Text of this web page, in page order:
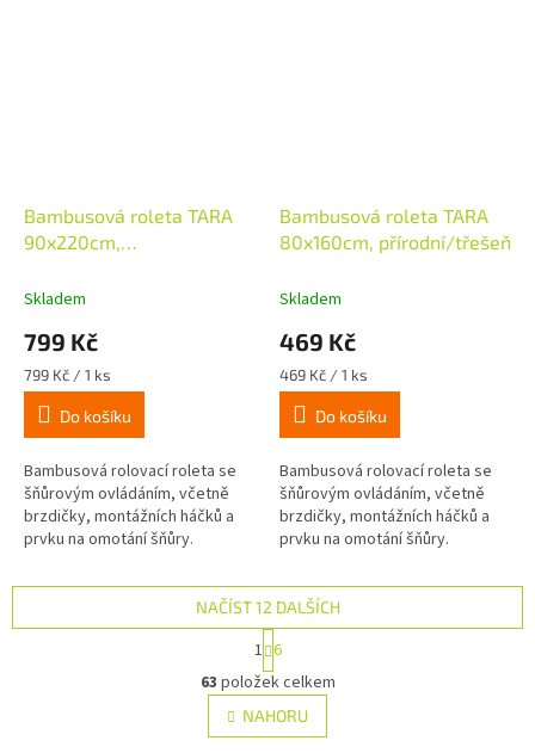
Bambusová roleta TARA
90x220cm,
Skladem
799 Kč
Měrná
cena:
799 Kč / 1 ks
Do košíku
Bambusová rolovací roleta se
šňůrovým ovládáním, včetně
brzdičky, montážních háčků a
prvku na omotání šňůry.
Bambusová roleta TARA
80x160cm, přírodní/třešeň
Skladem
469 Kč
Měrná
cena:
469 Kč / 1 ks
Do košíku
Bambusová rolovací roleta se
šňůrovým ovládáním, včetně
brzdičky, montážních háčků a
prvku na omotání šňůry.
O
v
l
á
NAČÍST 12 DALŠÍCH
S
t
r
á
n
k
1 6
63 položek celkem
NAHORU